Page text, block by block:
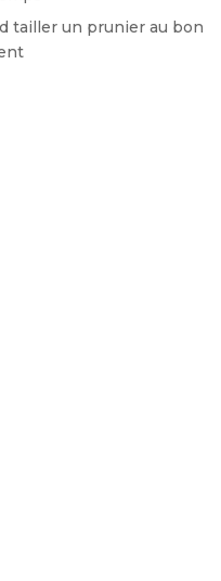
tailler un prunier au bon